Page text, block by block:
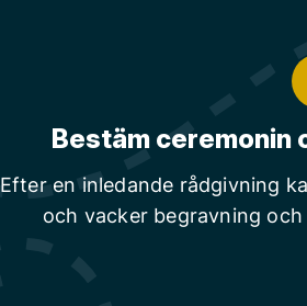
Bestäm ceremonin
Efter en inledande rådgivning
och vacker begravning